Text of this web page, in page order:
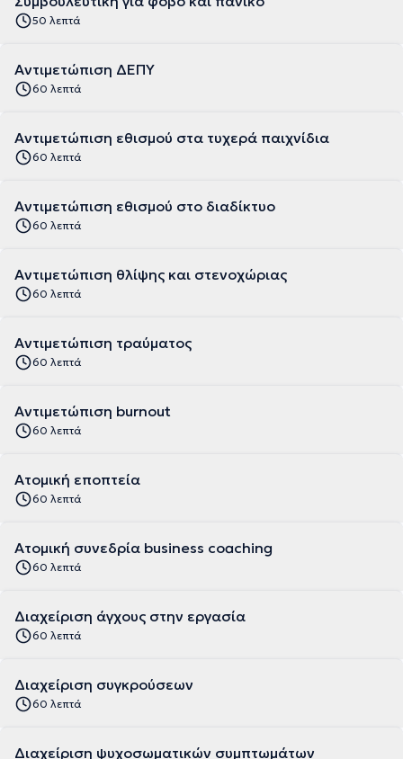
50 λεπτά
Αντιμετώπιση ΔΕΠΥ
60 λεπτά
Αντιμετώπιση εθισμού στα τυχερά παιχνίδια
60 λεπτά
Αντιμετώπιση εθισμού στο διαδίκτυο
60 λεπτά
Αντιμετώπιση θλίψης και στενοχώριας
60 λεπτά
Αντιμετώπιση τραύματος
60 λεπτά
Αντιμετώπιση burnout
60 λεπτά
Ατομική εποπτεία
60 λεπτά
Ατομική συνεδρία business coaching
60 λεπτά
Διαχείριση άγχους στην εργασία
60 λεπτά
Διαχείριση συγκρούσεων
60 λεπτά
Διαχείριση ψυχοσωματικών συμπτωμάτων